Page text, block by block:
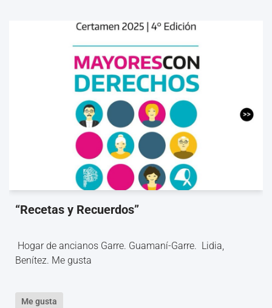
“Recetas y Recuerdos”
Hogar de ancianos Garre. Guamaní-Garre. Lidia,
Benítez. Me gusta
Me gusta